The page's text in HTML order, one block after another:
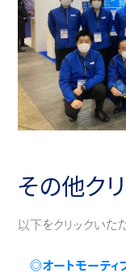
その他ク
以下をクリックいた
◎オートモーテ